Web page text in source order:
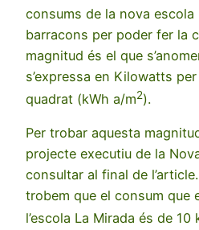
consums de la nova escola
barracons per poder fer la
magnitud és el que
s’expressa en Kilowatts
quadrat (kWh a/m2).
Per trobar aquesta
projecte executiu de la
consultar al final de
trobem que el consum que
l’escola La Mirada és de 10